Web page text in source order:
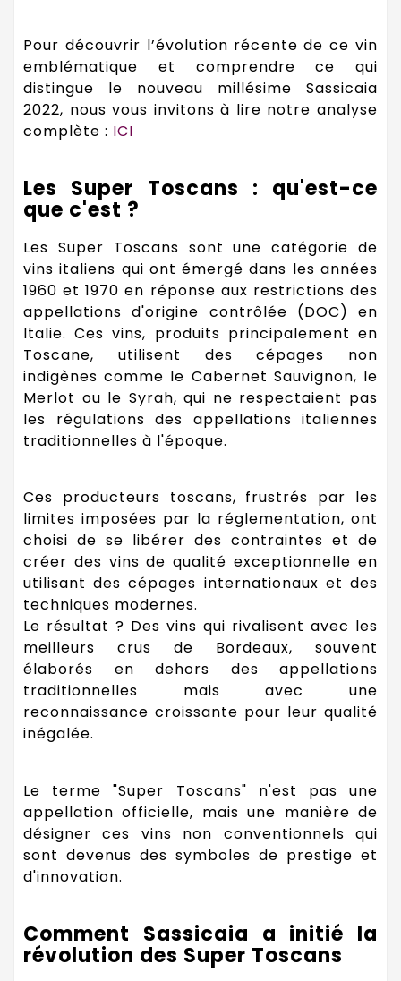
Pour découvrir l’évolution récente de ce vin
emblématique et comprendre ce qui
distingue le nouveau millésime Sassicaia
2022, nous vous invitons à lire notre analyse
complète : ICI
Les Super Toscans : qu'est-ce
que c'est ?
Les Super Toscans sont une catégorie de
vins italiens qui ont émergé dans les années
1960 et 1970 en réponse aux restrictions des
appellations d'origine contrôlée (DOC) en
Italie. Ces vins, produits principalement en
Toscane, utilisent des cépages non
indigènes comme le Cabernet Sauvignon, le
Merlot ou le Syrah, qui ne respectaient pas
les régulations des appellations italiennes
traditionnelles à l'époque.
Ces producteurs toscans, frustrés par les
limites imposées par la réglementation, ont
choisi de se libérer des contraintes et de
créer des vins de qualité exceptionnelle en
utilisant des cépages internationaux et des
techniques modernes.
Le résultat ? Des vins qui rivalisent avec les
meilleurs crus de Bordeaux, souvent
élaborés en dehors des appellations
traditionnelles mais avec une
reconnaissance croissante pour leur qualité
inégalée.
Le terme "Super Toscans" n'est pas une
appellation officielle, mais une manière de
désigner ces vins non conventionnels qui
sont devenus des symboles de prestige et
d'innovation.
Comment Sassicaia a initié la
révolution des Super Toscans